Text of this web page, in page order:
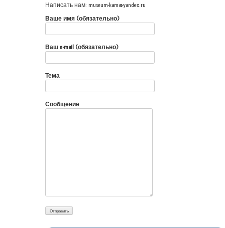
Написать нам: museum-kam@yandex.ru
Ваше имя (обязательно)
Ваш e-mail (обязательно)
Тема
Сообщение